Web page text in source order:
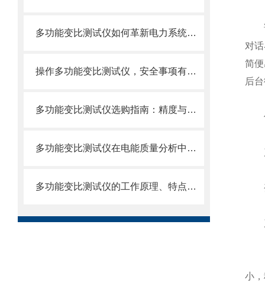
多功能变比测试仪如何革新电力系统安全？
操作多功能变比测试仪，安全事项有哪些？
多功能变比测试仪选购指南：精度与稳定性并重
多功能变比测试仪在电能质量分析中的应用与作用
多功能变比测试仪的工作原理、特点说明
该
对
简
后
仪
产
变
产
小